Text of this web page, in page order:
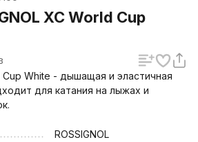
XC World Cup
Cup White - дышащая и эластичная
для катания на лыжах и
ROSSIGNOL